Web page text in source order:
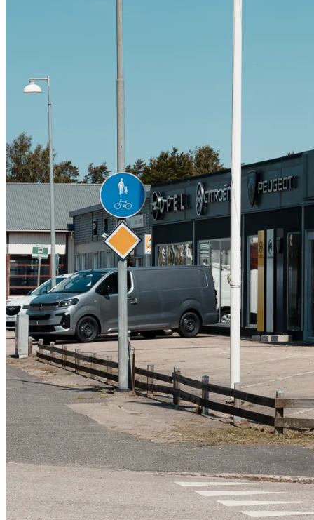
Serviceverkstad